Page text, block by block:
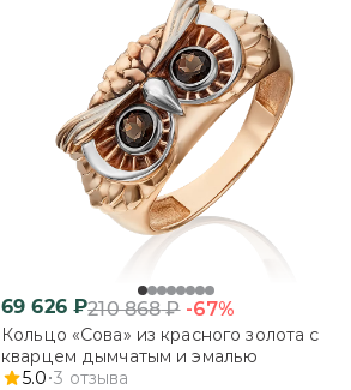
69 626₽210 868₽ -67%
Кольцо «Сова» из красного золота с
кварцем дымчатым и эмалью
5.0 3 отзыва